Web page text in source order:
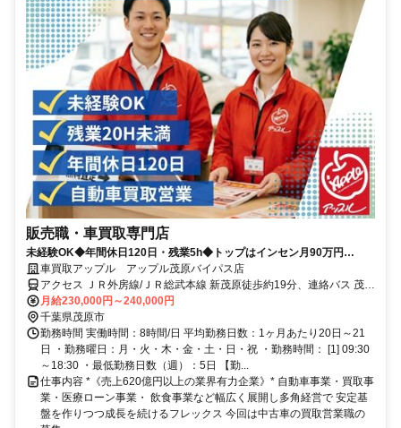
販売職・車買取専門店
未経験OK◆年間休日120日・残業5h◆トップはインセン月90万円
◆100%反響型◆飛込みテレアポノルマなし◆
車買取アップル アップル茂原バイパス店
アクセス ＪＲ外房線/ＪＲ総武本線 新茂原徒歩約19分、連絡バス 茂原
徒歩約29分、ＪＲ外房線/ＪＲ総武本線 茂原徒歩約29分
月給230,000円～240,000円
千葉県茂原市
勤務時間 実働時間：8時間/日 平均勤務日数：1ヶ月あたり20日～21
日 ・勤務曜日：月・火・木・金・土・日・祝 ・勤務時間： [1] 09:30
～18:30 ・最低勤務日数（週）：5日 【勤...
仕事内容 *《売上620億円以上の業界有力企業》* 自動車事業・買取事
業・医療ローン事業・ 飲食事業など幅広く展開し多角経営で 安定基
盤を作りつつ成長を続けるフレックス 今回は中古車の買取営業職の